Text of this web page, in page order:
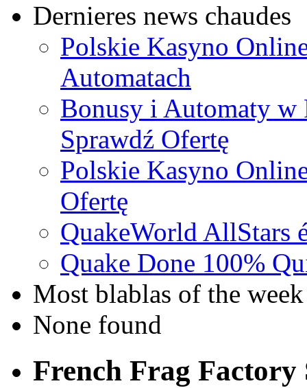
Dernieres news chaudes
Polskie Kasyno
Automatach
Bonusy i Automaty w
Sprawdź Ofertę
Polskie Kasyno
Ofertę
QuakeWorld AllStars
Quake Done 100%
Most blablas of the week
None found
French Frag Factory